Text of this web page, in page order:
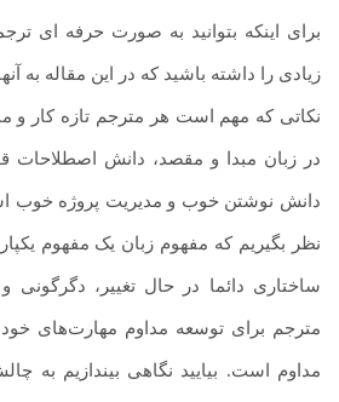
برای اینکه بتوانید به صورت حرفه ای
زیادی را داشته باشید که در این مقاله به
نکاتی که مهم است هر مترجم تازه کار و
در زبان مبدا و مقصد، دانش اصطلاحات
دانش نوشتن خوب و مدیریت پروژه خوب
نظر بگیریم که مفهوم زبان یک مفهوم
ساختاری دائما در حال تغییر، دگرگونی
مترجم برای توسعه مداوم مهارت‌های خود
مداوم است. بیایید نگاهی بیندازیم به